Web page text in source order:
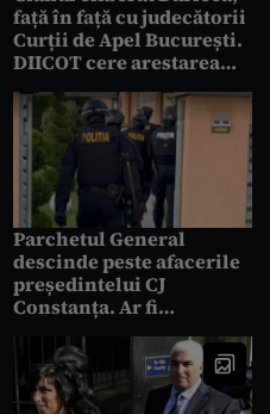
față în față cu judecătorii
Curții de Apel București.
DIICOT cere arestarea
membrilor după ce unul
dintre ei a mers la casa
unui polițist
Parchetul General
descinde peste afacerile
președintelui CJ
Constanța. Ar fi
Mitroi, legate de dosarul
procurorilor Ștefan și
Niță